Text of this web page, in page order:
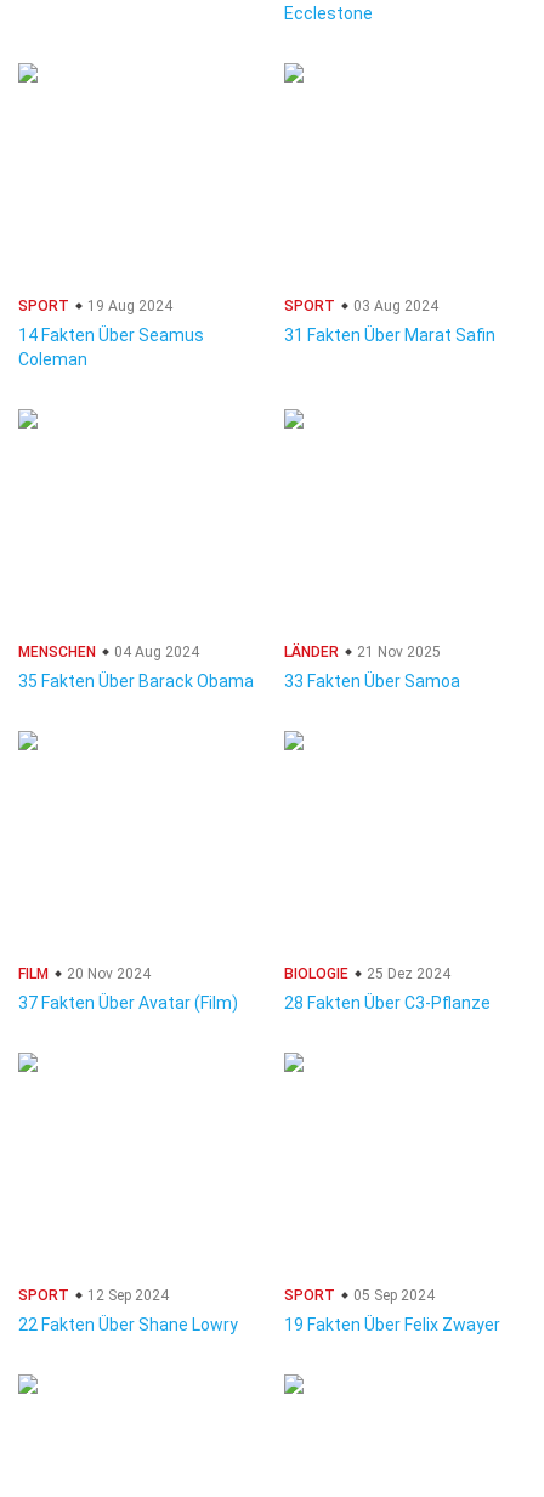
Ecclestone
SPORT 19 Aug 2024
14 Fakten Über Seamus
Coleman
SPORT 03 Aug 2024
31 Fakten Über Marat Safin
MENSCHEN 04 Aug 2024
35 Fakten Über Barack Obama
LÄNDER 21 Nov 2025
33 Fakten Über Samoa
FILM 20 Nov 2024
37 Fakten Über Avatar (Film)
BIOLOGIE 25 Dez 2024
28 Fakten Über C3-Pflanze
SPORT 12 Sep 2024
22 Fakten Über Shane Lowry
SPORT 05 Sep 2024
19 Fakten Über Felix Zwayer